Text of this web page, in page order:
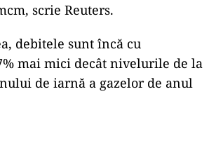
scrie Reuters.
debitele sunt încă cu
mai mici decât nivelurile de la
de iarnă a gazelor de anul